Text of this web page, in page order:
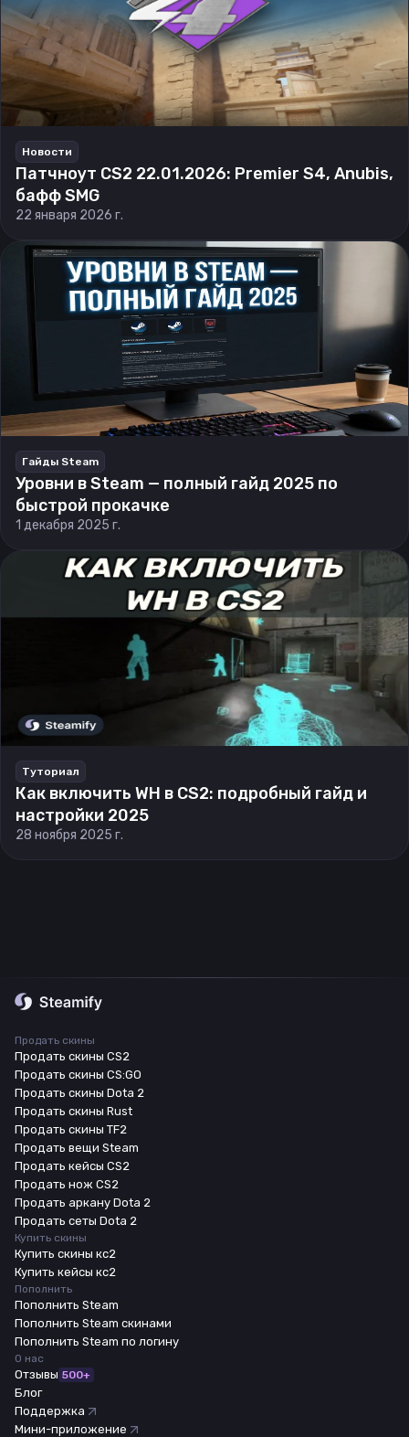
Новости
Патчноут CS2 22.01.2026: Premier S4, Anubis,
бафф SMG
22 января 2026 г.
Гайды Steam
Уровни в Steam — полный гайд 2025 по
быстрой прокачке
1 декабря 2025 г.
Туториал
Как включить WH в CS2: подробный гайд и
настройки 2025
28 ноября 2025 г.
Продать скины
Продать скины CS2
Продать скины CS:GO
Продать скины Dota 2
Продать скины Rust
Продать скины TF2
Продать вещи Steam
Продать кейсы CS2
Продать нож CS2
Продать аркану Dota 2
Продать сеты Dota 2
Купить скины
Купить скины кс2
Купить кейсы кс2
Пополнить
Пополнить Steam
Пополнить Steam скинами
Пополнить Steam по логину
О нас
Отзывы 500+
Блог
Поддержка
Мини-приложение